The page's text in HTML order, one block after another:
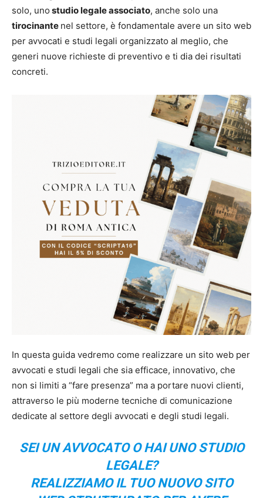
solo, uno studio legale associato, anche solo una
tirocinante nel settore, è fondamentale avere un sito web
per avvocati e studi legali organizzato al meglio, che
generi nuove richieste di preventivo e ti dia dei risultati
concreti.
In questa guida vedremo come realizzare un sito web per
avvocati e studi legali che sia efficace, innovativo, che
non si limiti a “fare presenza” ma a portare nuovi clienti,
attraverso le più moderne tecniche di comunicazione
dedicate al settore degli avvocati e degli studi legali.
SEI UN AVVOCATO O HAI UNO STUDIO
LEGALE?
REALIZZIAMO IL TUO NUOVO SITO